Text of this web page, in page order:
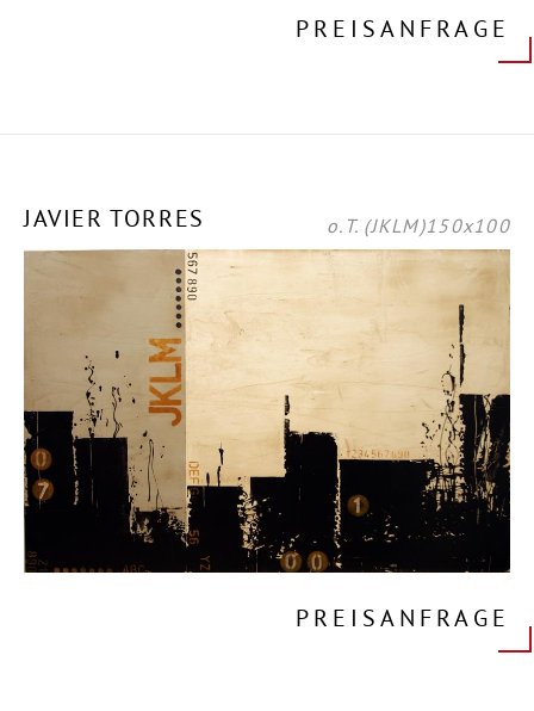
PREISANFRAGE
JAVIER TORRES o.T. (JKLM)150x100
PREISANFRAGE